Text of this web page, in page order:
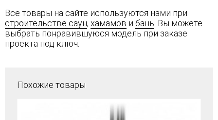
Все товары на сайте используются нами при
строительстве саун, хамамов и бань . Вы можете
выбрать понравившуюся модель при заказе
проекта под ключ.
Похожие товары